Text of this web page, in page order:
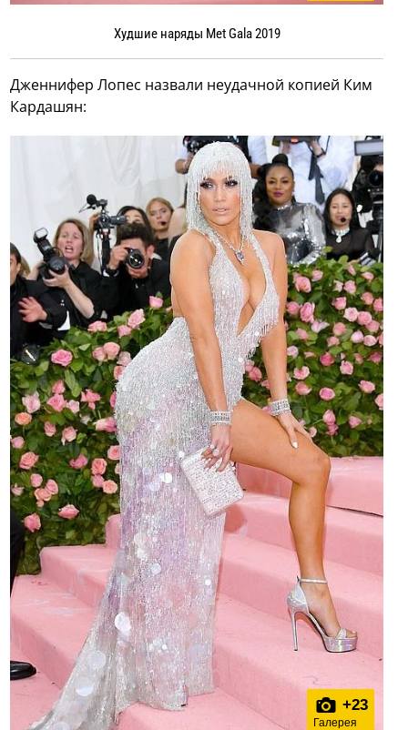
Худшие наряды Met Gala 2019
Дженнифер Лопес назвали неудачной копией Ким
Кардашян:
+23
Галерея